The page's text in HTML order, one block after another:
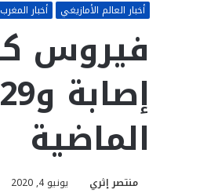
أخبار العالم الأمازيغي أخبار المغرب
الماضية
منتصر إثري يونيو 4, 2020